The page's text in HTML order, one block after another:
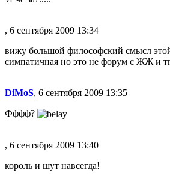
, 6 сентября 2009 13:34
вижу большой философский смысл
симпатичная но это не форум с ЖЖ и
DiMoS, 6 сентября 2009 13:35
Фффф?
, 6 сентября 2009 13:40
король и шут навсегда!